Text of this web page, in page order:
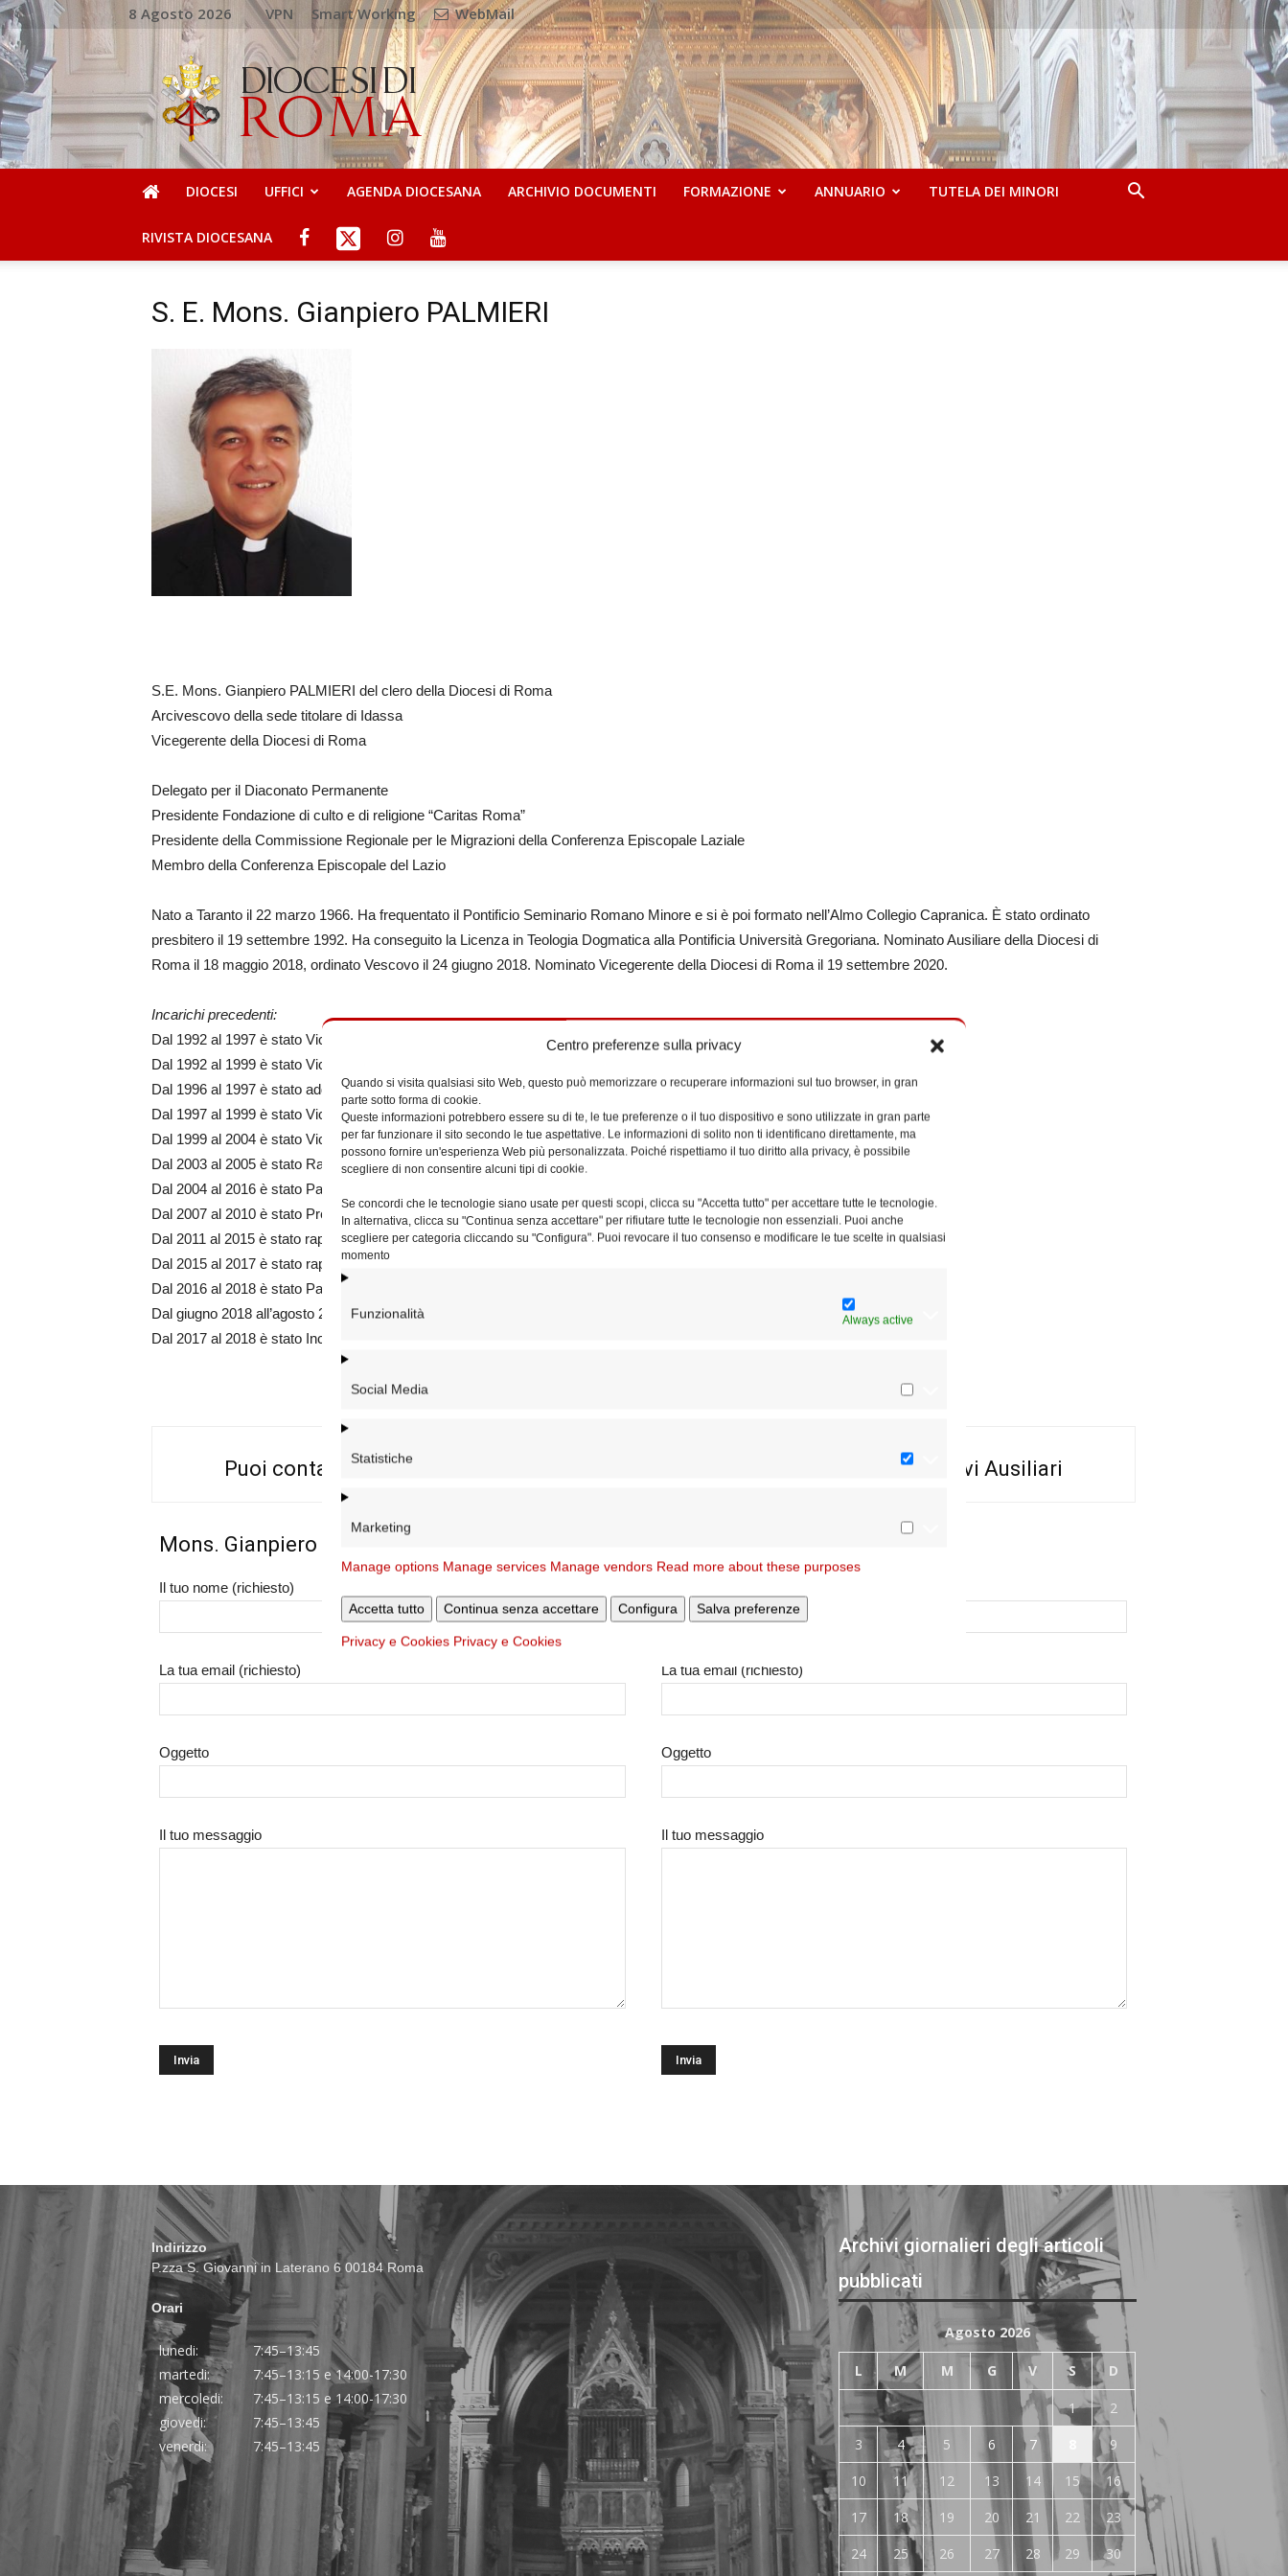
Centro preferenze sulla privacy
Quando si visita qualsiasi sito Web, questo può memorizzare o recuperare informazioni sul tuo browser, in gran
parte sotto forma di cookie.
Queste informazioni potrebbero essere su di te, le tue preferenze o il tuo dispositivo e sono utilizzate in gran parte
per far funzionare il sito secondo le tue aspettative. Le informazioni di solito non ti identificano direttamente, ma
possono fornire un'esperienza Web più personalizzata. Poiché rispettiamo il tuo diritto alla privacy, è possibile
scegliere di non consentire alcuni tipi di cookie.
Se concordi che le tecnologie siano usate per questi scopi, clicca su "Accetta tutto" per accettare tutte le tecnologie.
In alternativa, clicca su "Continua senza accettare" per rifiutare tutte le tecnologie non essenziali. Puoi anche
scegliere per categoria cliccando su "Configura". Puoi revocare il tuo consenso e modificare le tue scelte in qualsiasi
momento
Funzionalità Always active
Social Media
Statistiche
Marketing
Manage options Manage services Manage vendors Read more about these purposes
Accetta tutto Continua senza accettare Configura Salva preferenze
Privacy e Cookies Privacy e Cookies
8 Agosto 2026 VPN Smart Working WebMail
DIOCESI
DI
ROMA
DIOCESI UFFICI AGENDA DIOCESANA ARCHIVIO DOCUMENTI FORMAZIONE ANNUARIO TUTELA DEI MINORI
RIVISTA DIOCESANA
S. E. Mons. Gianpiero PALMIERI
S.E. Mons. Gianpiero PALMIERI del clero della Diocesi di Roma
Arcivescovo della sede titolare di Idassa
Vicegerente della Diocesi di Roma
Delegato per il Diaconato Permanente
Presidente Fondazione di culto e di religione “Caritas Roma”
Presidente della Commissione Regionale per le Migrazioni della Conferenza Episcopale Laziale
Membro della Conferenza Episcopale del Lazio
Nato a Taranto il 22 marzo 1966. Ha frequentato il Pontificio Seminario Romano Minore e si è poi formato nell’Almo Collegio Capranica. È stato ordinato
presbitero il 19 settembre 1992. Ha conseguito la Licenza in Teologia Dogmatica alla Pontificia Università Gregoriana. Nominato Ausiliare della Diocesi di
Roma il 18 maggio 2018, ordinato Vescovo il 24 giugno 2018. Nominato Vicegerente della Diocesi di Roma il 19 settembre 2020.
Incarichi precedenti:
Dal 1992 al 1997 è stato Vicerettore del Pontificio Seminario Romano Minore.
Dal 1992 al 1999 è stato Vice Assistente Ecclesiastico diocesano dell’Azione Cattolica Italiana.
Dal 1996 al 1997 è stato addetto del Centro Pastorale per l’Evangelizzazione e Catechesi del Vicariato di Roma.
Dal 1997 al 1999 è stato Vicario Parrocchiale nella Parrocchia dei Santi Simone e Giuda Taddeo a Torre Angela.
Dal 1999 al 2004 è stato Vicario Parrocchiale nella Parrocchia di San Frumenzio.
Dal 2003 al 2005 è stato Rappresentante dei Vicari Parrocchiali del Settore Nord nel Consiglio Presbiterale.
Dal 2004 al 2016 è stato Parroco nella Parrocchia di San Frumenzio.
Dal 2007 al 2010 è stato Prefetto della IX Prefettura.
Dal 2011 al 2015 è stato rappresentante dei Parroci del Settore Nord nel Consiglio Presbiterale.
Dal 2015 al 2017 è stato rappresentante dei Parroci del Settore Nord nel Consiglio Presbiterale.
Dal 2016 al 2018 è stato Parroco della Parrocchia di San Gregorio Magno.
Dal giugno 2018 all’agosto 2018 è stato Amministratore Parrocchiale della Parrocchia San Gregorio Magno.
Dal 2017 al 2018 è stato Incaricato del Servizio per la Formazione Permanente del Clero.
Puoi contattare S. E. Mons. Gianpiero Palmieri oppure la Segreteria dei Vescovi Ausiliari
Mons. Gianpiero Palmieri
Il tuo nome (richiesto)
La tua email (richiesto)
Oggetto
Il tuo messaggio
La tua email (richiesto)
Oggetto
Il tuo messaggio
Indirizzo
P.zza S. Giovanni in Laterano 6 00184 Roma
Orari
lunedi:
7:45–13:45
martedi:
7:45–13:15 e 14:00-17:30
mercoledi:
7:45–13:15 e 14:00-17:30
giovedi:
7:45–13:45
venerdi:
7:45–13:45
Archivi giornalieri degli articoli
pubblicati
Agosto 2026
L M M G V S D
1
2
3
4 5 6 7
9
10
11 12 13 14 15
16
17
18 19 20 21 22
23
24
25 26 27 28 29 30